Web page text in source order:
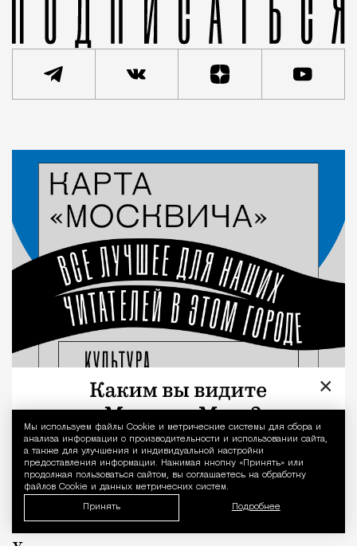
Уведомление
Мы используем файлы Сookie и метрические системы для сбора и
анализа информации о производительности и использовании сайта,
а также для улучшения и индивидуальной настройки
предоставления информации. Нажимая кнопку «Принять» или
продолжая пользоваться сайтом, вы соглашаетесь на обработку
файлов Cookie и данных метрических систем.
Принять Подробнее
Город
×